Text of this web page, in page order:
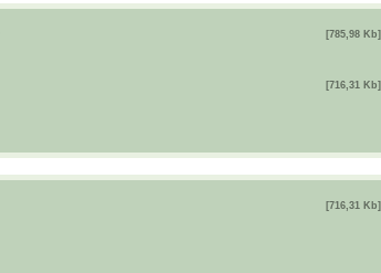
[785,98 Kb]
[716,31 Kb]
[716,31 Kb]